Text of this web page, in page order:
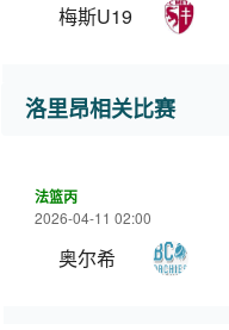
梅斯U19
洛里昂相关比赛
法篮丙
2026-04-11 02:00
奥尔希